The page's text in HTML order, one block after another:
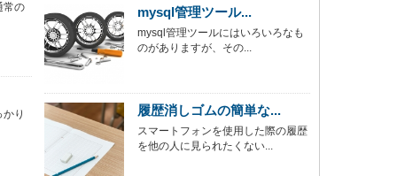
常の
り
mysql管理ツール...
mysql管理ツールにはいろいろなも
のがありますが、その...
履歴消しゴムの簡単な...
スマートフォンを使用した際の履歴
を他の人に見られたくない...